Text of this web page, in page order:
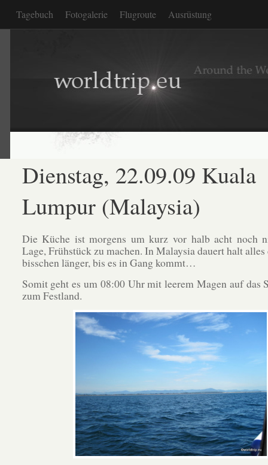
Tagebuch Fotogalerie Flugroute Ausrüstung
Dienstag, 22.09.09 Kuala
Lumpur (Malaysia)
Die Küche ist morgens um kurz vor halb acht noch
Lage, Frühstück zu machen. In Malaysia dauert halt
bisschen länger, bis es in Gang kommt…
Somit geht es um 08:00 Uhr mit leerem Magen auf das
zum Festland.